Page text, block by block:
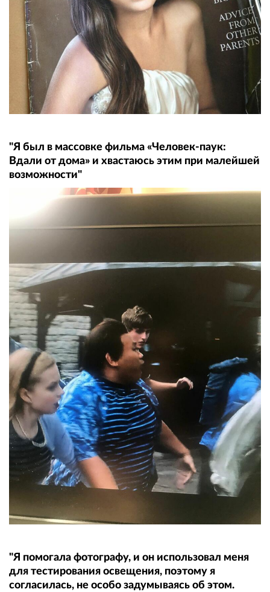
"Я был в массовке фильма «Человек-паук:
Вдали от дома» и хвастаюсь этим при малейшей
возможности"
"Я помогала фотографу, и он использовал меня
для тестирования освещения, поэтому я
согласилась, не особо задумываясь об этом.